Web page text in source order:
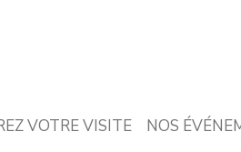
VOTRE VISITE NOS